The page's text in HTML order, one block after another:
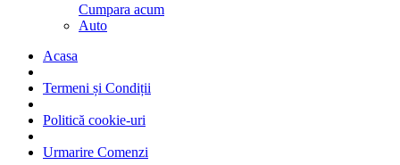
Cumpara acum
Auto
Acasa
Termeni și Condiții
Politică cookie-uri
Urmarire Comenzi